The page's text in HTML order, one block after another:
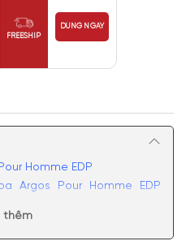
FREESHIP
DÙNG NGAY
Homme EDP
Argos Pour Homme EDP
thêm